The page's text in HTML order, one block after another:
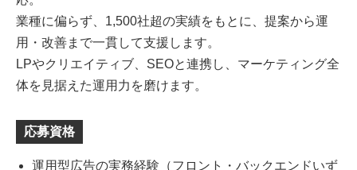
業種に偏らず、1,500社超の実績をもとに、提案から運
用・改善まで一貫して支援します。
LPやクリエイティブ、SEOと連携し、マーケティング全
体を見据えた運用力を磨けます。
応募資格
運用型広告の実務経験（フロント・バックエンドいず